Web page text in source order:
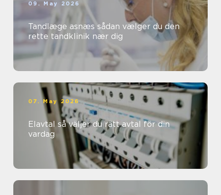
09. May 2026
Tandlæge asnæs sådan vælger du den
rette tandklinik nær dig
07. May 2026
Elavtal så väljer du rätt avtal för din
vardag